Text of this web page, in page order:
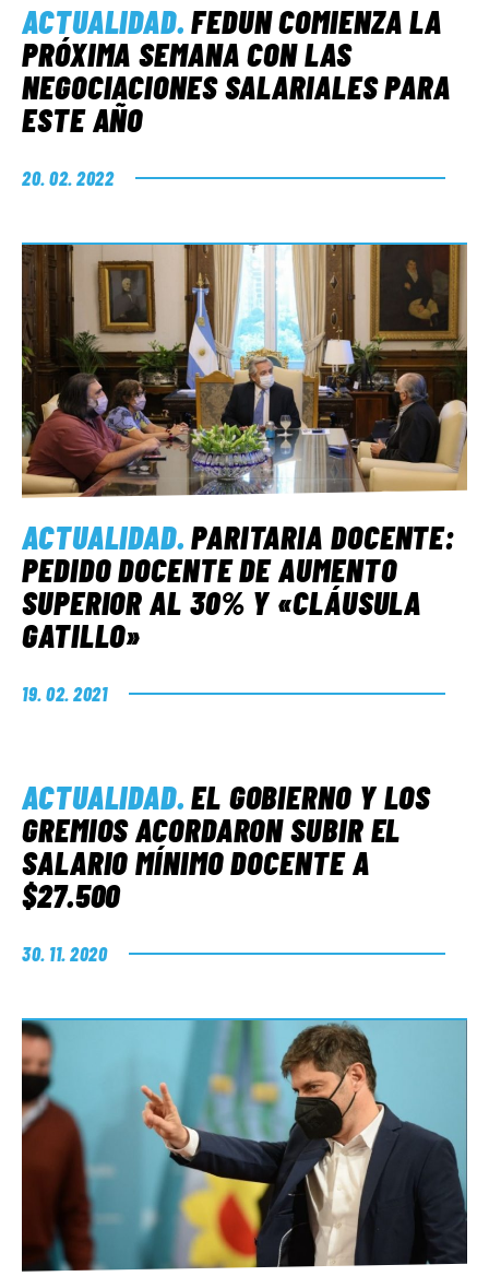
ACTUALIDAD.FEDUN COMIENZA LA
PRÓXIMA SEMANA CON LAS
NEGOCIACIONES SALARIALES PARA
ESTE AÑO
20. 02. 2022
ACTUALIDAD.PARITARIA DOCENTE:
PEDIDO DOCENTE DE AUMENTO
SUPERIOR AL 30% Y «CLÁUSULA
GATILLO»
19. 02. 2021
ACTUALIDAD.EL GOBIERNO Y LOS
GREMIOS ACORDARON SUBIR EL
SALARIO MÍNIMO DOCENTE A
$27.500
30. 11. 2020